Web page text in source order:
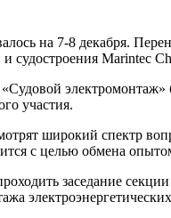
на 7-8 декабря.
судостроения Marintec
электромонтаж»
участия.
широкий спектр
с целью обмена
заседание